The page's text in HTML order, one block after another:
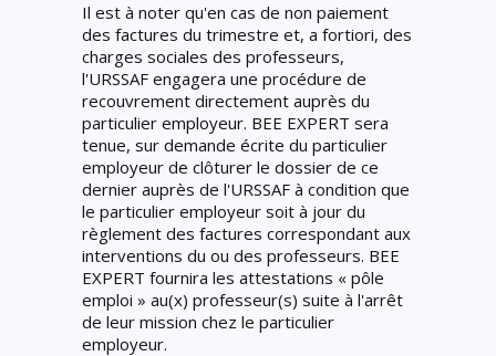
Il est à noter qu'en cas de non paiement
des factures du trimestre et, a fortiori, des
charges sociales des professeurs,
l'URSSAF engagera une procédure de
recouvrement directement auprès du
particulier employeur. BEE EXPERT sera
tenue, sur demande écrite du particulier
employeur de clôturer le dossier de ce
dernier auprès de l'URSSAF à condition que
le particulier employeur soit à jour du
règlement des factures correspondant aux
interventions du ou des professeurs. BEE
EXPERT fournira les attestations « pôle
emploi » au(x) professeur(s) suite à l'arrêt
de leur mission chez le particulier
employeur.